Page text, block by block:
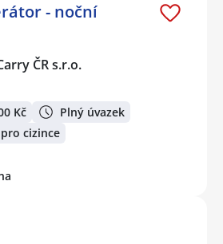
- noční
ČR s.r.o.
Kč
Plný úvazek
cizince